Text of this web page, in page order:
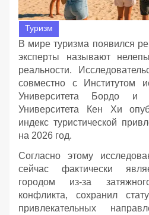
Туризм
В мире туризма появился
эксперты называют
реальности.
совместно с Институтом
Университета Бордо и
Университета Кен Хи
индекс туристической
на 2026 год.
Согласно этому
сейчас фактически
городом из-за
конфликта, сохранил
привлекательных